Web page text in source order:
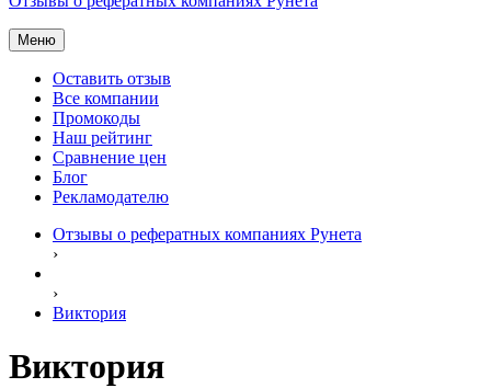
Меню
Оставить отзыв
Все компании
Промокоды
Наш рейтинг
Сравнение цен
Блог
Рекламодателю
Отзывы о рефератных компаниях Рунета
›
›
Виктория
Виктория